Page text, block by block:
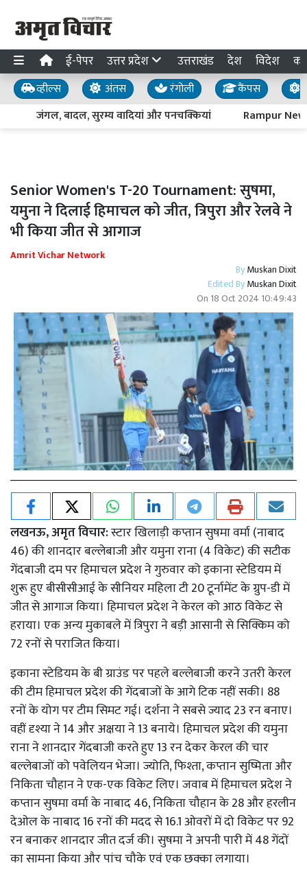
ई-पेपर उत्तर प्रदेश उत्तराखंड देश विदेश
व्हील्स अंतस रंगोली कैंपस
जंगल, बादल, सुरम्य वादियां और पनचक्कियां
Rampur
Senior Women's T-20 Tournament: सुषमा,
यमुना ने दिलाई हिमाचल को जीत, त्रिपुरा और रेलवे ने
भी किया जीत से आगाज
Amrit Vichar Network
ByMuskan Dixit
Edited ByMuskan Dixit
On 18 Oct 2024 10:49:43
लखनऊ, अमृत विचार:स्टार खिलाड़ी कप्तान सुषमा वर्मा (नाबाद
46) की शानदार बल्लेबाजी और यमुना राना (4 विकेट) की सटीक
गेंदबाजी दम पर हिमाचल प्रदेश ने गुरुवार को इकाना स्टेडियम में
शुरू हुए बीसीसीआई के सीनियर महिला टी 20 टूर्नामेंट के ग्रुप-डी में
जीत से आगाज किया। हिमाचल प्रदेश ने केरल को आठ विकेट से
हराया। एक अन्य मुकाबले में त्रिपुरा ने बड़ी आसानी से सिक्किम को
72 रनों से पराजित किया।
इकाना स्टेडियम के बी ग्राउंड पर पहले बल्लेबाजी करने उतरी केरल
की टीम हिमाचल प्रदेश की गेंदबाजों के आगे टिक नहीं सकी। 88
रनों के योग पर टीम सिमट गई। दर्शना ने सबसे ज्याद 23 रन बनाए।
वहीं दृश्या ने 14 और अक्षया ने 13 बनाये। हिमाचल प्रदेश की यमुना
राना ने शानदार गेंदबाजी करते हुए 13 रन देकर केरल की चार
बल्लेबाजों को पवेलियन भेजा। ज्योति, फिश्ता, कप्तान सुष्मिता और
निकिता चौहान ने एक-एक विकेट लिए। जवाब में हिमाचल प्रदेश ने
कप्तान सुषमा वर्मा के नाबाद 46, निकिता चौहान के 28 और हरलीन
देओल के नाबाद 16 रनों की मदद से 16.1 ओवरों में दो विकेट पर 92
रन बनाकर शानदार जीत दर्ज की। सुषमा ने अपनी पारी में 48 गेंदों
का सामना किया और पांच चौके एवं एक छक्का लगाया।